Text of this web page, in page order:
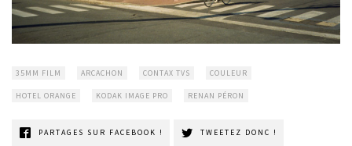
35MM FILM ARCACHON CONTAX TVS COULEUR
HOTEL ORANGE KODAK IMAGE PRO RENAN PÉRON
PARTAGES SUR FACEBOOK ! TWEETEZ DONC !